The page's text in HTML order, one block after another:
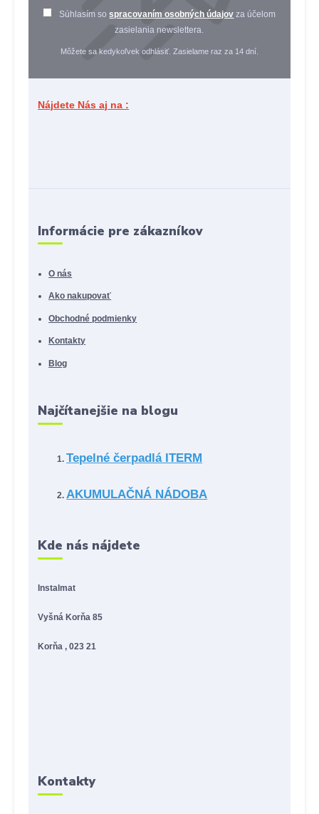
Súhlasím sospracovaním osobných údajov za účelom
zasielania newslettera.
Môžete sa kedykoľvek odhlásiť. Zasielame raz za 14 dní.
Nájdete Nás aj na :
Informácie pre zákazníkov
O nás
Ako nakupovať
Obchodné podmienky
Kontakty
Blog
Najčítanejšie na blogu
Tepelné čerpadlá ITERM
AKUMULAČNÁ NÁDOBA
Kde nás nájdete
Instalmat
Vyšná Korňa 85
Korňa , 023 21
Kontakty